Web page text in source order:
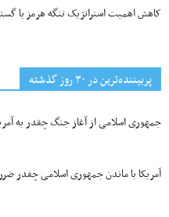
کاهش اهمیت استراتژیک تنگه‌ هرمز با
پربیننده‌ترین‌ در ۳۰ روز گذشته
جمهوری اسلامی از آغاز جنگ چقدر به
آمریکا با ماندن جمهوری اسلامی چقدر